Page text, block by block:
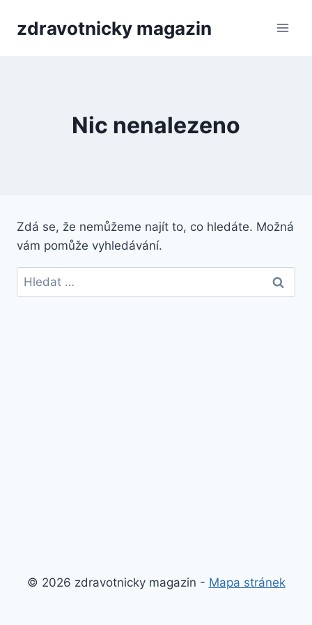
zdravotnicky magazin
Nic nenalezeno
Zdá se, že nemůžeme najít to, co hledáte. Možná
vám pomůže vyhledávání.
Vyhledávání
© 2026 zdravotnicky magazin - Mapa stránek